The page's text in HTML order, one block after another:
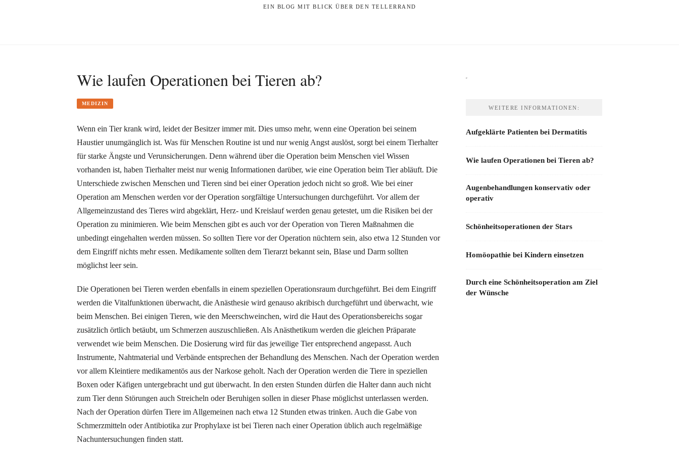
EIN BLOG MIT BLICK ÜBER DEN TELLERRAND
Wie laufen Operationen bei Tieren ab?
MEDIZIN
Wenn ein Tier krank wird, leidet der Besitzer immer mit. Dies umso mehr, wenn eine Operation bei seinem
Haustier unumgänglich ist. Was für Menschen Routine ist und nur wenig Angst auslöst, sorgt bei einem Tierhalter
für starke Ängste und Verunsicherungen. Denn während über die Operation beim Menschen viel Wissen
vorhanden ist, haben Tierhalter meist nur wenig Informationen darüber, wie eine Operation beim Tier abläuft. Die
Unterschiede zwischen Menschen und Tieren sind bei einer Operation jedoch nicht so groß. Wie bei einer
Operation am Menschen werden vor der Operation sorgfältige Untersuchungen durchgeführt. Vor allem der
Allgemeinzustand des Tieres wird abgeklärt, Herz- und Kreislauf werden genau getestet, um die Risiken bei der
Operation zu minimieren. Wie beim Menschen gibt es auch vor der Operation von Tieren Maßnahmen die
unbedingt eingehalten werden müssen. So sollten Tiere vor der Operation nüchtern sein, also etwa 12 Stunden vor
dem Eingriff nichts mehr essen. Medikamente sollten dem Tierarzt bekannt sein, Blase und Darm sollten
möglichst leer sein.
Die Operationen bei Tieren werden ebenfalls in einem speziellen Operationsraum durchgeführt. Bei dem Eingriff
werden die Vitalfunktionen überwacht, die Anästhesie wird genauso akribisch durchgeführt und überwacht, wie
beim Menschen. Bei einigen Tieren, wie den Meerschweinchen, wird die Haut des Operationsbereichs sogar
zusätzlich örtlich betäubt, um Schmerzen auszuschließen. Als Anästhetikum werden die gleichen Präparate
verwendet wie beim Menschen. Die Dosierung wird für das jeweilige Tier entsprechend angepasst. Auch
Instrumente, Nahtmaterial und Verbände entsprechen der Behandlung des Menschen. Nach der Operation werden
vor allem Kleintiere medikamentös aus der Narkose geholt. Nach der Operation werden die Tiere in speziellen
Boxen oder Käfigen untergebracht und gut überwacht. In den ersten Stunden dürfen die Halter dann auch nicht
zum Tier denn Störungen auch Streicheln oder Beruhigen sollen in dieser Phase möglichst unterlassen werden.
Nach der Operation dürfen Tiere im Allgemeinen nach etwa 12 Stunden etwas trinken. Auch die Gabe von
Schmerzmitteln oder Antibiotika zur Prophylaxe ist bei Tieren nach einer Operation üblich auch regelmäßige
Nachuntersuchungen finden statt.
WEITERE INFORMATIONEN:
Aufgeklärte Patienten bei Dermatitis
Wie laufen Operationen bei Tieren ab?
Augenbehandlungen konservativ oder
operativ
Schönheitsoperationen der Stars
Homöopathie bei Kindern einsetzen
Durch eine Schönheitsoperation am Ziel
der Wünsche